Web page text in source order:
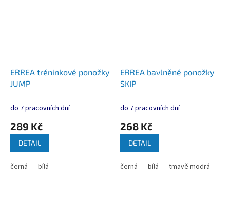
ERREA tréninkové ponožky
JUMP
do 7 pracovních dní
289 Kč
DETAIL
černá bílá
ERREA bavlněné ponožky
SKIP
do 7 pracovních dní
268 Kč
DETAIL
černá bílá tmavě modrá